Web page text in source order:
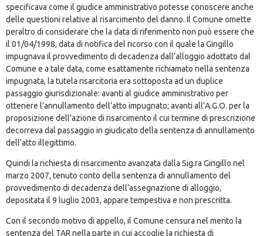
specificava come il giudice amministrativo potesse conoscere anche
delle questioni relative al risarcimento del danno. Il Comune omette
peraltro di considerare che la data di riferimento non può essere che
il 01/04/1998, data di notifica del ricorso con il quale la Gingillo
impugnava il provvedimento di decadenza dall’alloggio adottato dal
Comune e a tale data, come esattamente richiamato nella sentenza
impugnata, la tutela risarcitoria era sottoposta ad un duplice
passaggio giurisdizionale: avanti al giudice amministrativo per
ottenere l’annullamento dell’atto impugnato; avanti all’A.G.O. per la
proposizione dell’azione di risarcimento il cui termine di prescrizione
decorreva dal passaggio in giudicato della sentenza di annullamento
dell’atto illegittimo.
Quindi la richiesta di risarcimento avanzata dalla Sig.ra Gingillo nel
marzo 2007, tenuto conto della sentenza di annullamento del
provvedimento di decadenza dell’assegnazione di alloggio,
depositata il 9 luglio 2003, appare tempestiva e non prescritta.
Con il secondo motivo di appello, il Comune censura nel merito la
sentenza del TAR nella parte in cui accoglie la richiesta di